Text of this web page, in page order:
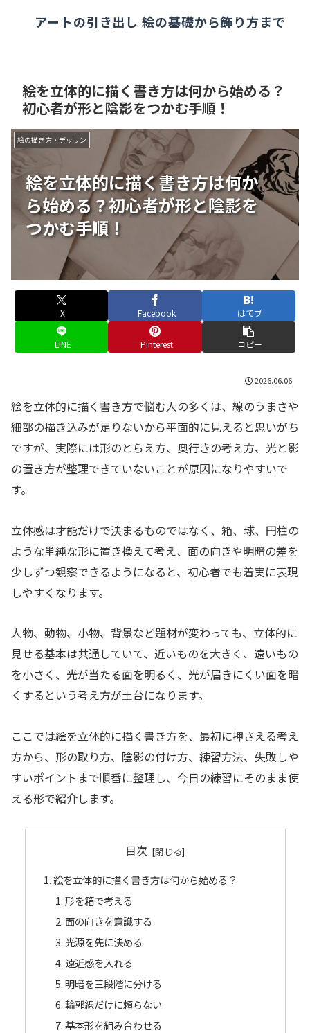
アートの引き出し 絵の基礎から飾り方まで
絵を立体的に描く書き方は何から始める？
初心者が形と陰影をつかむ手順！
絵を立体的に描く書き方は何か
ら始める？初心者が形と陰影を
つかむ手順！
絵の描き方・デッサン
X Facebook はてブ
LINE Pinterest コピー
2026.06.06
絵を立体的に描く書き方で悩む人の多くは、線のうまさや
細部の描き込みが足りないから平面的に見えると思いがち
ですが、実際には形のとらえ方、奥行きの考え方、光と影
の置き方が整理できていないことが原因になりやすいで
す。
立体感は才能だけで決まるものではなく、箱、球、円柱の
ような単純な形に置き換えて考え、面の向きや明暗の差を
少しずつ観察できるようになると、初心者でも着実に表現
しやすくなります。
人物、動物、小物、背景など題材が変わっても、立体的に
見せる基本は共通していて、近いものを大きく、遠いもの
を小さく、光が当たる面を明るく、光が届きにくい面を暗
くするという考え方が土台になります。
ここでは絵を立体的に描く書き方を、最初に押さえる考え
方から、形の取り方、陰影の付け方、練習方法、失敗しや
すいポイントまで順番に整理し、今日の練習にそのまま使
える形で紹介します。
目次
絵を立体的に描く書き方は何から始める？
形を箱で考える
面の向きを意識する
光源を先に決める
遠近感を入れる
明暗を三段階に分ける
輪郭線だけに頼らない
基本形を組み合わせる